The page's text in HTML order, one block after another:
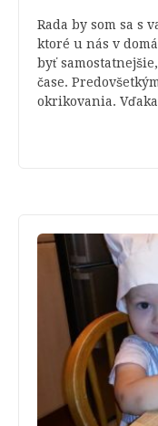
Rada by som sa s
ktoré u nás v
byť
čase.
okrikovania.